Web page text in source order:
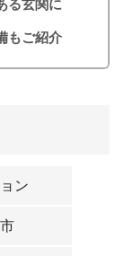
る玄関に
もご紹介
ン